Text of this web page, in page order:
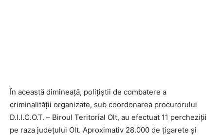
În această dimineață, polițiștii de combatere a
criminalității organizate, sub coordonarea procurorului
D.I.I.C.O.T. – Biroul Teritorial Olt, au efectuat 11 percheziții
pe raza județului Olt. Aproximativ 28.000 de țigarete și